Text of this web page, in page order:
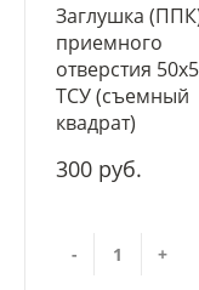
Заглушка
приемного
отверстия
ТСУ (съемный
квадрат)
300 руб.
- +